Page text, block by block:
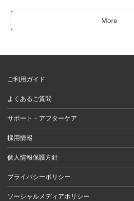
More
ご利用ガイド
よくあるご質問
サポート・アフターケア
採用情報
個人情報保護方針
プライバシーポリシー
ソーシャルメディアポリシー